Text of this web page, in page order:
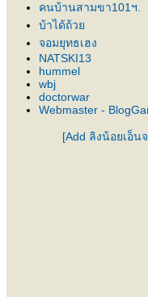
คนบ้านสามขา101ฯ.
บ้าได้ถ้ว
จอมยุทธเฮง
NATSKI13
hummel
wbj
doctorwar
Webmaster -
[Add ลิงน้อยเอ็น